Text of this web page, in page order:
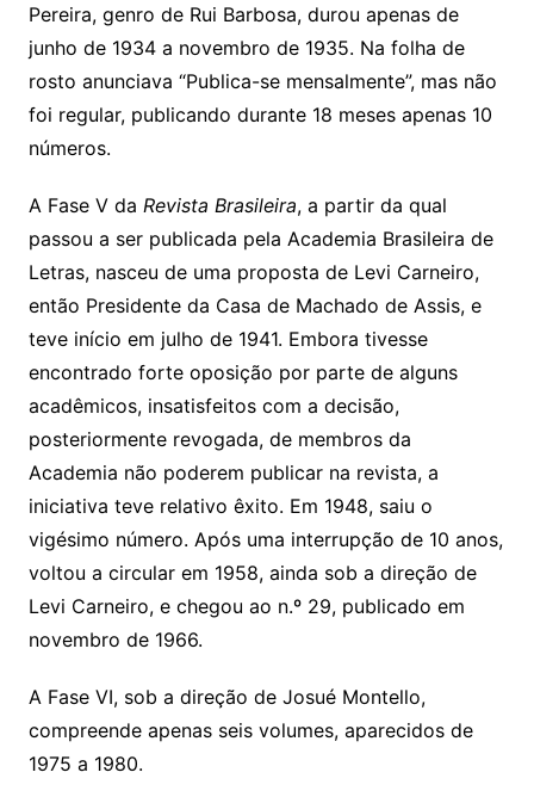
Pereira, genro de Rui Barbosa, durou apenas de
junho de 1934 a novembro de 1935. Na folha de
rosto anunciava “Publica-se mensalmente”, mas não
foi regular, publicando durante 18 meses apenas 10
números.
A Fase V da Revista Brasileira, a partir da qual
passou a ser publicada pela Academia Brasileira de
Letras, nasceu de uma proposta de Levi Carneiro,
então Presidente da Casa de Machado de Assis, e
teve início em julho de 1941. Embora tivesse
encontrado forte oposição por parte de alguns
acadêmicos, insatisfeitos com a decisão,
posteriormente revogada, de membros da
Academia não poderem publicar na revista, a
iniciativa teve relativo êxito. Em 1948, saiu o
vigésimo número. Após uma interrupção de 10 anos,
voltou a circular em 1958, ainda sob a direção de
Levi Carneiro, e chegou ao n.º 29, publicado em
novembro de 1966.
A Fase VI, sob a direção de Josué Montello,
compreende apenas seis volumes, aparecidos de
1975 a 1980.